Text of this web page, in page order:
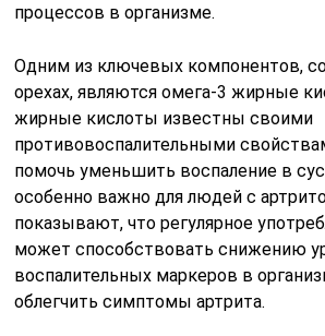
процессов в организме.
Одним из ключевых компонентов,
орехах, являются омега-3 жирные
жирные кислоты известны своими
противовоспалительными
помочь уменьшить воспаление в
особенно важно для людей с
показывают, что регулярное
может способствовать снижению
воспалительных маркеров в
облегчить симптомы артрита.